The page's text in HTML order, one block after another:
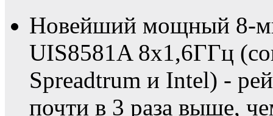
Новейший мощный 8-
UIS8581A 8х1,6ГГц
Spreadtrum и Intel) -
почти в 3 раза выше,